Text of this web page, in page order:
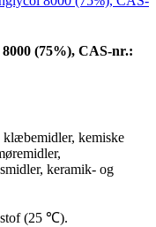
(75%), CAS-nr.:
kemiske
keramik- og
stof (25 ℃).